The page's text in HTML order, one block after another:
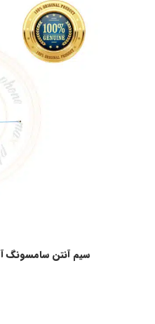
افزودن به سبد خرید